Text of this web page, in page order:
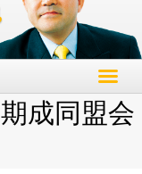
成同盟会